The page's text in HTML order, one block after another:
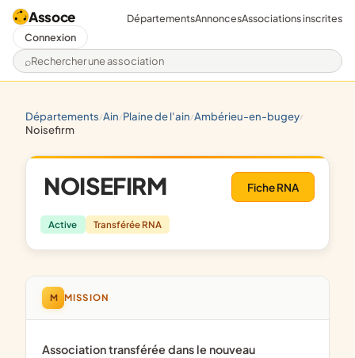
Assoce
Rechercher une association
DépartementsAnnoncesAssociations inscrites
Connexion
départements/ ain/ plaine de l'ain/ ambérieu-en-bugey/
noisefirm
NOISEFIRM
Active Transférée RNA
Fiche RNA
M MISSION
Association transférée dans le nouveau